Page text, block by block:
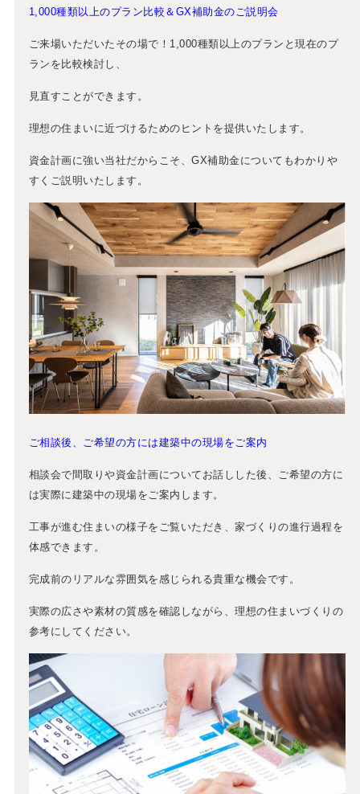
1,000種類以上のプラン比較＆GX補助金のご説明会
ご来場いただいたその場で！1,000種類以上のプランと現在のプ
ランを比較検討し、
見直すことができます。
理想の住まいに近づけるためのヒントを提供いたします。
資金計画に強い当社だからこそ、GX補助金についてもわかりや
すくご説明いたします。
ご相談後、ご希望の方には建築中の現場をご案内
相談会で間取りや資金計画についてお話しした後、ご希望の方に
は実際に建築中の現場をご案内します。
工事が進む住まいの様子をご覧いただき、家づくりの進行過程を
体感できます。
完成前のリアルな雰囲気を感じられる貴重な機会です。
実際の広さや素材の質感を確認しながら、理想の住まいづくりの
参考にしてください。